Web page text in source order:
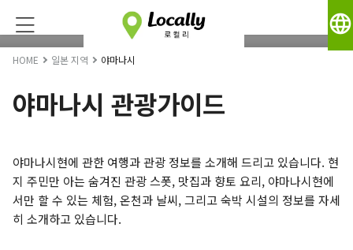
language
HOME 일본 지역 야마나시
야마나시 관광가이드
야마나시현에 관한 여행과 관광 정보를 소개해 드리고 있습니다. 현
지 주민만 아는 숨겨진 관광 스폿, 맛집과 향토 요리, 야마나시현에
서만 할 수 있는 체험, 온천과 날씨, 그리고 숙박 시설의 정보를 자세
히 소개하고 있습니다.